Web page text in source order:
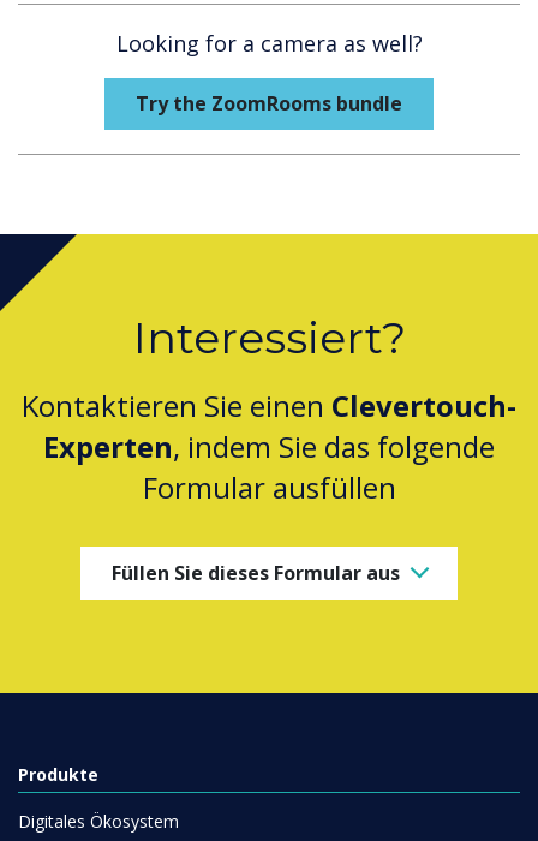
Looking for a camera as well?
Try the ZoomRooms bundle
Interessiert?
Kontaktieren Sie einen Clevertouch-
Experten, indem Sie das folgende
Formular ausfüllen
Füllen Sie dieses Formular aus
Produkte
Digitales Ökosystem